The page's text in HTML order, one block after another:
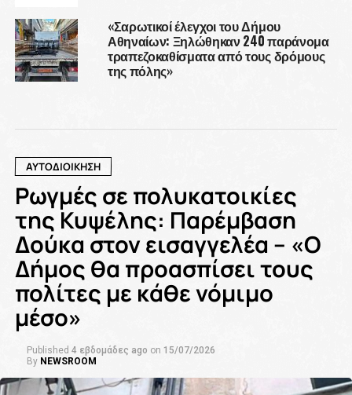
«Σαρωτικοί έλεγχοι του Δήμου
Αθηναίων: Ξηλώθηκαν 240 παράνομα
τραπεζοκαθίσματα από τους δρόμους
της πόλης»
ΑΥΤΟΔΙΟΙΚΗΣΗ
Ρωγμές σε πολυκατοικίες
της Κυψέλης: Παρέμβαση
Δούκα στον εισαγγελέα – «Ο
Δήμος θα προασπίσει τους
πολίτες με κάθε νόμιμο
μέσο»
Published 4 εβδομάδες ago on 15/07/2026
By NEWSROOM